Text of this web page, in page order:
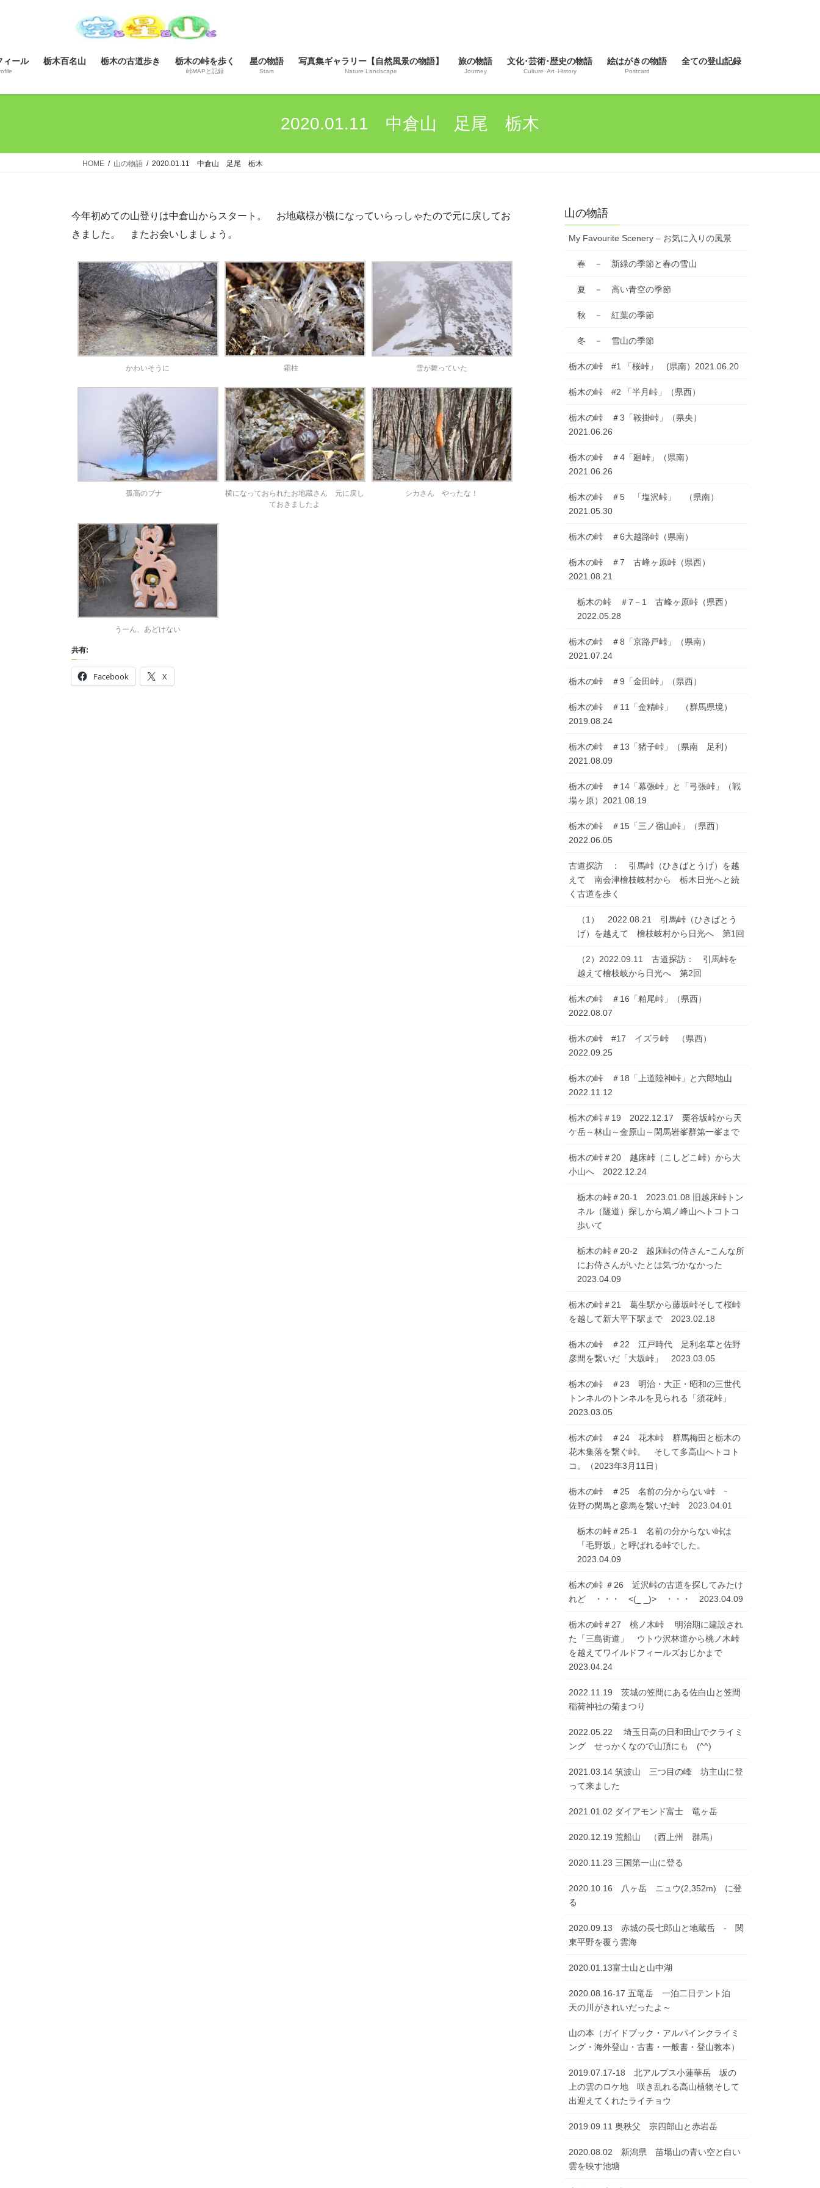
ツ
ス
シ
ン
ィール 栃木百名山 栃木の古道歩き 栃木の峠を歩く
峠MAPと記録
星の物語
Stars
写真集ギャラリー【自然風景の物語】
Nature Landscape
旅の物語
Journey
文化･芸術･歴史の物語
Culture･Art･History
絵はがきの物語
Postcard
全ての登山記録
2020.01.11 中倉山 足尾 栃木
HOME 山の物語 2020.01.11 中倉山 足尾 栃木
今年初めての山登りは中倉山からスタート。 お地蔵様が横になっていらっしゃたので元に戻してお
きました。 またお会いしましょう。
かわいそうに 霜柱 雪が舞っていた
孤高のブナ
横になっておられたお地蔵さん 元に戻し
ておきましたよ
シカさん やったな！
うーん、あどけない
共有:
Facebook X
山の物語
My Favourite Scenery – お気に入りの風景
春 － 新緑の季節と春の雪山
夏 － 高い青空の季節
秋 － 紅葉の季節
冬 － 雪山の季節
栃木の峠 #1 「桜峠」 (県南）2021.06.20
栃木の峠 #2 「半月峠」（県西）
栃木の峠 ＃3「鞍掛峠」（県央）
2021.06.26
栃木の峠 ＃4「廻峠」（県南）
2021.06.26
栃木の峠 ＃5 「塩沢峠」 （県南）
2021.05.30
栃木の峠 ＃6大越路峠（県南）
栃木の峠 ＃7 古峰ヶ原峠（県西）
2021.08.21
栃木の峠 ＃7－1 古峰ヶ原峠（県西）
2022.05.28
栃木の峠 ＃8「京路戸峠」（県南）
2021.07.24
栃木の峠 ＃9「金田峠」（県西）
栃木の峠 ＃11「金精峠」 （群馬県境）
2019.08.24
栃木の峠 ＃13「猪子峠」（県南 足利）
2021.08.09
栃木の峠 ＃14「幕張峠」と「弓張峠」（戦
場ヶ原）2021.08.19
栃木の峠 ＃15「三ノ宿山峠」（県西）
2022.06.05
古道探訪 ： 引馬峠（ひきばとうげ）を越
えて 南会津檜枝岐村から 栃木日光へと続
く古道を歩く
（1） 2022.08.21 引馬峠（ひきばとう
げ）を越えて 檜枝岐村から日光へ 第1回
（2）2022.09.11 古道探訪： 引馬峠を
越えて檜枝岐から日光へ 第2回
栃木の峠 ＃16「粕尾峠」（県西）
2022.08.07
栃木の峠 #17 イズラ峠 （県西）
2022.09.25
栃木の峠 ＃18「上道陸神峠」と六郎地山
2022.11.12
栃木の峠＃19 2022.12.17 栗谷坂峠から天
ケ岳～林山～金原山～閑馬岩峯群第一峯まで
栃木の峠＃20 越床峠（こしどこ峠）から大
小山へ 2022.12.24
栃木の峠＃20-1 2023.01.08 旧越床峠トン
ネル（隧道）探しから鳩ノ峰山へトコトコ
歩いて
栃木の峠＃20-2 越床峠の侍さんｰこんな所
にお侍さんがいたとは気づかなかった
2023.04.09
栃木の峠＃21 葛生駅から藤坂峠そして桜峠
を越して新大平下駅まで 2023.02.18
栃木の峠 ＃22 江戸時代 足利名草と佐野
彦間を繋いだ「大坂峠」 2023.03.05
栃木の峠 ＃23 明治・大正・昭和の三世代
トンネルのトンネルを見られる「須花峠」
2023.03.05
栃木の峠 ＃24 花木峠 群馬梅田と栃木の
花木集落を繋ぐ峠。 そして多高山へトコト
コ。（2023年3月11日）
栃木の峠 ＃25 名前の分からない峠 ｰ
佐野の閑馬と彦馬を繋いだ峠 2023.04.01
栃木の峠＃25-1 名前の分からない峠は
「毛野坂」と呼ばれる峠でした。
2023.04.09
栃木の峠 ＃26 近沢峠の古道を探してみたけ
れど ・・・ <(_ _)> ・・・ 2023.04.09
栃木の峠＃27 桃ノ木峠 明治期に建設され
た「三島街道」 ウトウ沢林道から桃ノ木峠
を越えてワイルドフィールズおじかまで
2023.04.24
2022.11.19 茨城の笠間にある佐白山と笠間
稲荷神社の菊まつり
2022.05.22 埼玉日高の日和田山でクライミ
ング せっかくなので山頂にも (^^)
2021.03.14 筑波山 三つ目の峰 坊主山に登
って来ました
2021.01.02 ダイアモンド富士 竜ヶ岳
2020.12.19 荒船山 （西上州 群馬）
2020.11.23 三国第一山に登る
2020.10.16 八ヶ岳 ニュウ(2,352m) に登
る
2020.09.13 赤城の長七郎山と地蔵岳 - 関
東平野を覆う雲海
2020.01.13富士山と山中湖
2020.08.16-17 五竜岳 一泊二日テント泊
天の川がきれいだったよ～
山の本（ガイドブック・アルパインクライミ
ング・海外登山・古書・一般書・登山教本）
2019.07.17-18 北アルプス小蓮華岳 坂の
上の雲のロケ地 咲き乱れる高山植物そして
出迎えてくれたライチョウ
2019.09.11 奥秩父 宗四郎山と赤岩岳
2020.08.02 新潟県 苗場山の青い空と白い
雲を映す池塘